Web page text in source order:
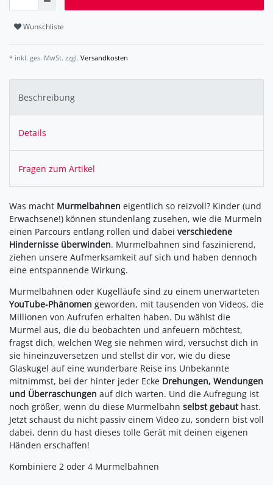
Wunschliste
* inkl. ges. MwSt. zzgl. Versandkosten
Beschreibung
Details
Fragen zum Artikel
Was macht Murmelbahnen eigentlich so reizvoll? Kinder (und
Erwachsene!) können stundenlang zusehen, wie die Murmeln
einen Parcours entlang rollen und dabei verschiedene
Hindernisse überwinden. Murmelbahnen sind faszinierend,
ziehen unsere Aufmerksamkeit auf sich und haben dennoch
eine entspannende Wirkung.
Murmelbahnen oder Kugelläufe sind zu einem unerwarteten
YouTube-Phänomen geworden, mit tausenden von Videos, die
Millionen von Aufrufen erhalten haben. Du wählst die
Murmel aus, die du beobachten und anfeuern möchtest,
fragst dich, welchen Weg sie nehmen wird, versuchst dich in
sie hineinzuversetzen und stellst dir vor, wie du diese
Glaskugel auf eine wunderbare Reise ins Unbekannte
mitnimmst, bei der hinter jeder Ecke Drehungen, Wendungen
und Überraschungen auf dich warten. Und die Aufregung ist
noch größer, wenn du diese Murmelbahn selbst gebauthast.
Jetzt schaust du nicht passiv einem Video zu, sondern bist voll
dabei, denn du hast dieses tolle Gerät mit deinen eigenen
Händen erschaffen!
Kombiniere 2 oder 4 Murmelbahnen